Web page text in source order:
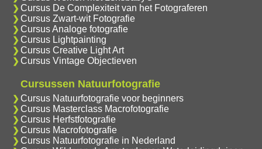
Cursus De Complexiteit van het Fotograferen
Cursus Zwart-wit Fotografie
Cursus Analoge fotografie
Cursus Lightpainting
Cursus Creative Light Art
Cursus Vintage Objectieven
Cursussen Natuurfotografie
Cursus Natuurfotografie voor beginners
Cursus Masterclass Macrofotografie
Cursus Herfstfotografie
Cursus Macrofotografie
Cursus Natuurfotografie in Nederland